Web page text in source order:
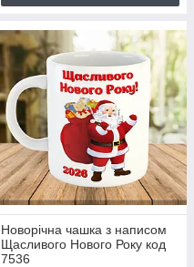
Новорічна чашка з написом
Щасливого Нового Року код
7536